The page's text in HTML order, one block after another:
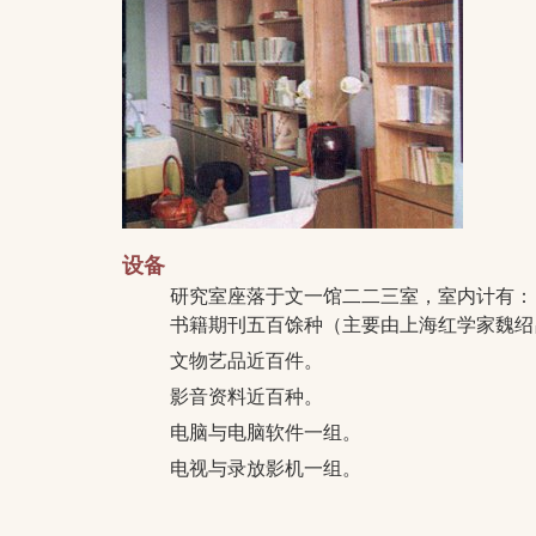
设备
研究室座落于文一馆二二三室，室内计有：
书籍期刊五百馀种（主要由上海红学家魏绍
文物艺品近百件。
影音资料近百种。
电脑与电脑软件一组。
电视与录放影机一组。